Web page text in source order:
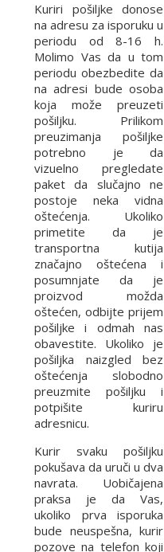
Kuriri pošiljke donose
na adresu za isporuku u
periodu od 8-16 h.
Molimo Vas da u tom
periodu obezbedite da
na adresi bude osoba
koja može preuzeti
pošiljku. Prilikom
preuzimanja pošiljke
potrebno je da
vizuelno pregledate
paket da slučajno ne
postoje neka vidna
oštećenja. Ukoliko
primetite da je
transportna kutija
značajno oštećena i
posumnjate da je
proizvod možda
oštećen, odbijte prijem
pošiljke i odmah nas
obavestite. Ukoliko je
pošiljka naizgled bez
oštećenja slobodno
preuzmite pošiljku i
potpišite kuriru
adresnicu.
Kurir svaku pošiljku
pokušava da uruči u dva
navrata. Uobičajena
praksa je da Vas,
ukoliko prva isporuka
bude neuspešna, kurir
pozove na telefon koji